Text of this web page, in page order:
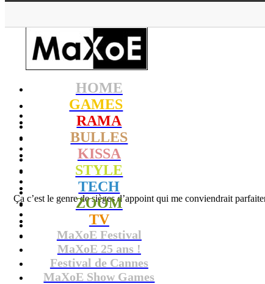
HOME
GAMES
RAMA
BULLES
KISSA
STYLE
TECH
ZOOM
TV
MaXoE Festival
MaXoE 25 ans !
Festival de Cannes
MaXoE Show Games
Ça c’est le genre de sièges d’appoint qui me conviendrait